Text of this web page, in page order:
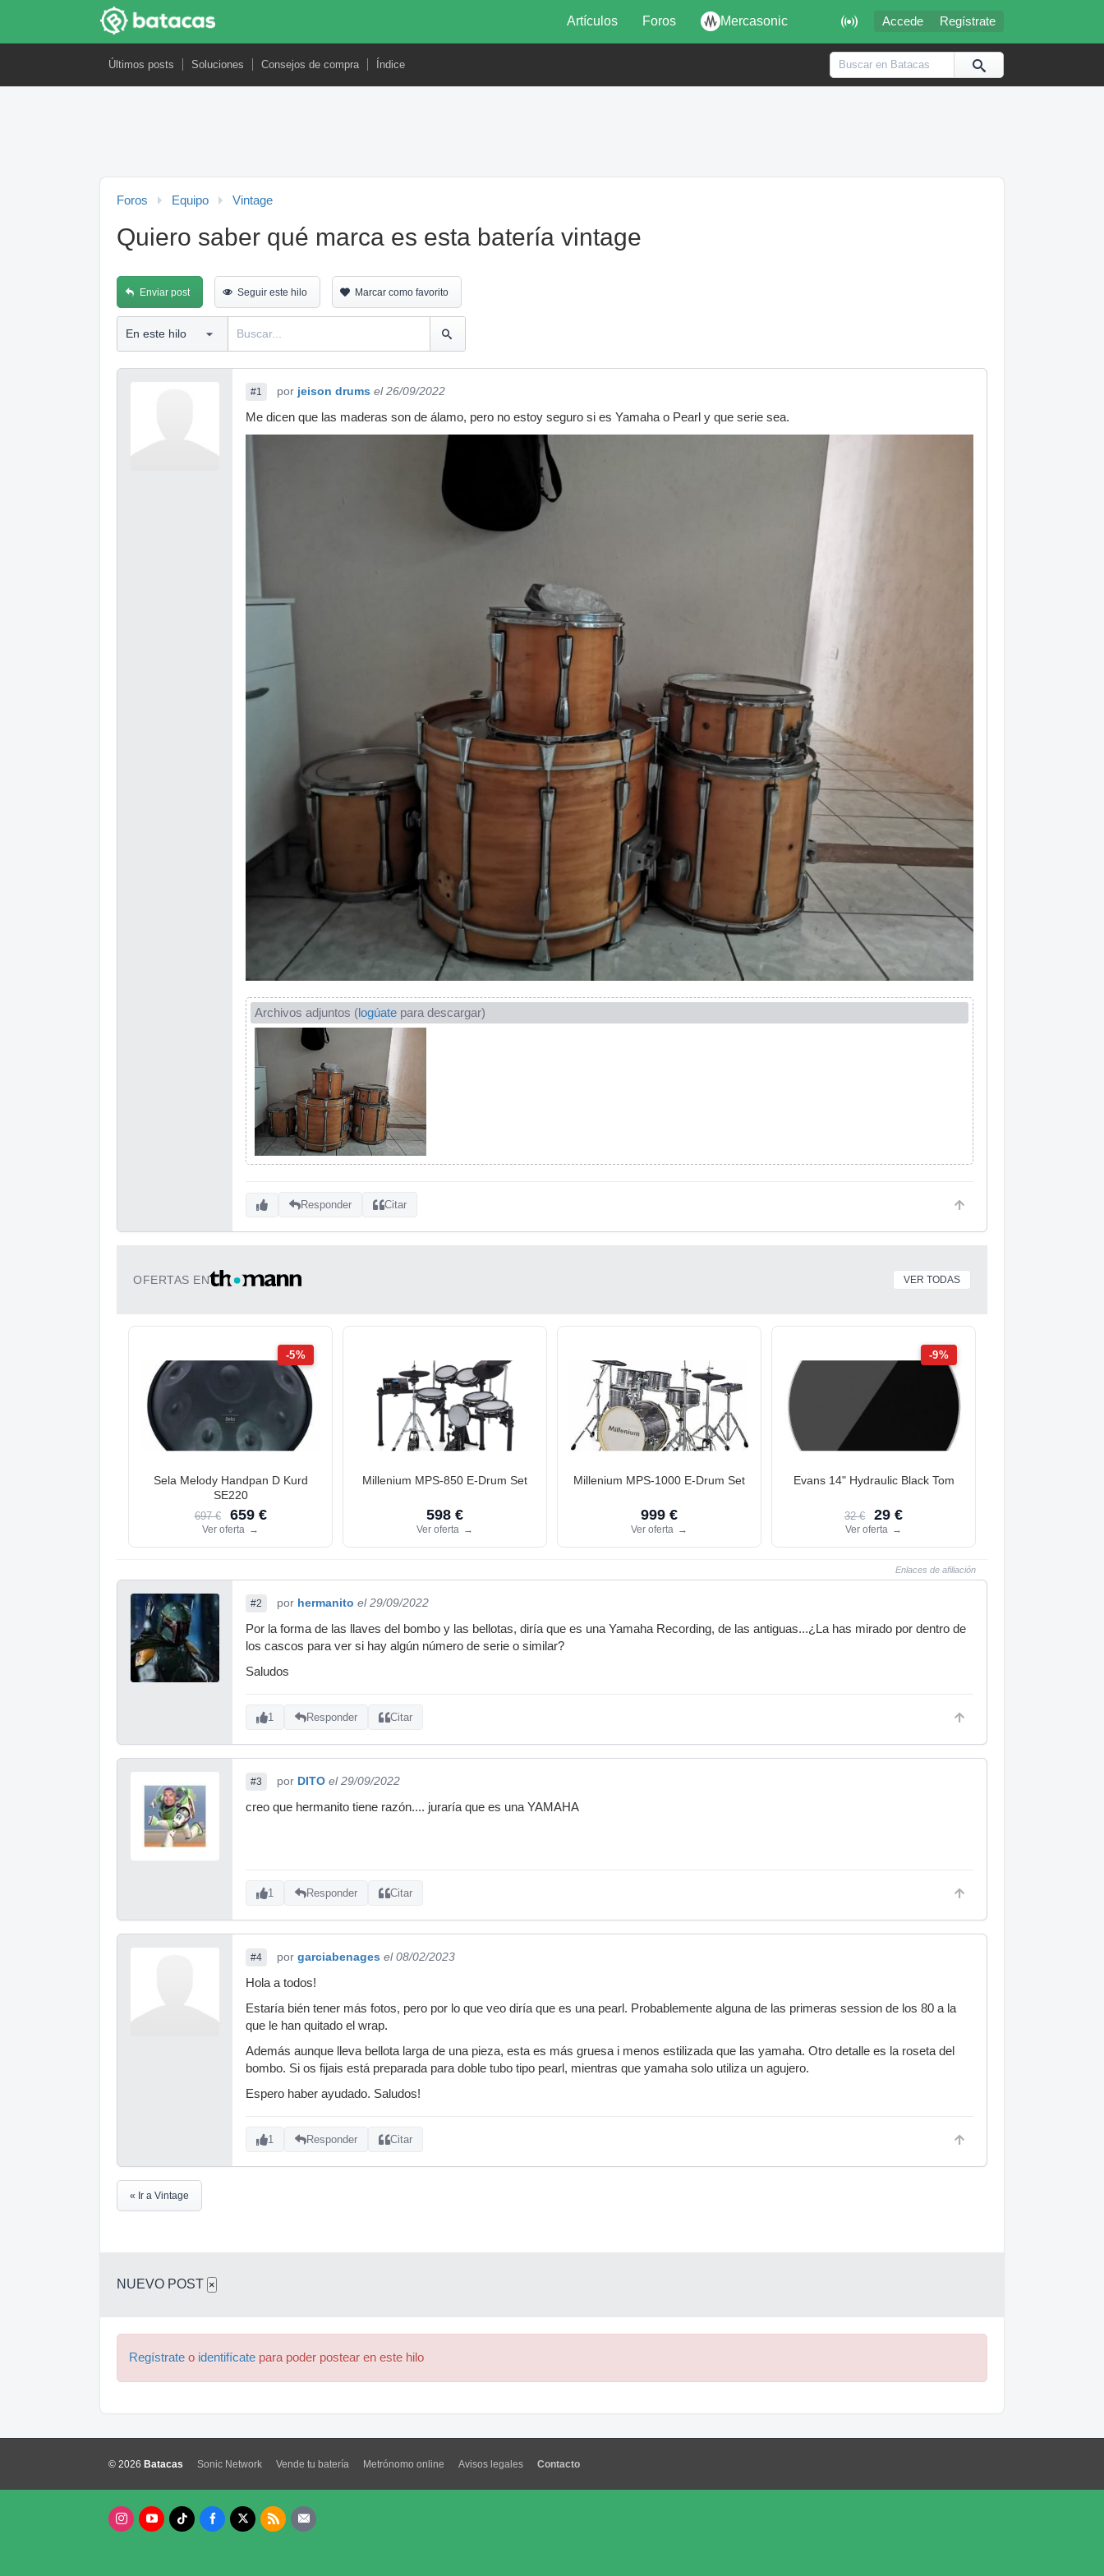
 Accede Regístrate
Artículos Foros Mercasonic
Últimos posts Soluciones Consejos de compra Índice
Foros Equipo Vintage
Quiero saber qué marca es esta batería vintage
Enviar post Seguir este hilo Marcar como favorito
#1 por jeison drums el 26/09/2022
Me dicen que las maderas son de álamo, pero no estoy seguro si es Yamaha o Pearl y que serie sea.
Archivos adjuntos (logúate para descargar)
Responder Citar
OFERTAS EN VER TODAS
-5%
Sela Melody Handpan D Kurd
SE220
697 € 659 €
Ver oferta →
Millenium MPS-850 E-Drum Set
598 €
Ver oferta →
Millenium MPS-1000 E-Drum Set
999 €
Ver oferta →
-9%
Evans 14" Hydraulic Black Tom
32 € 29 €
Ver oferta →
Enlaces de afiliación
#2 por hermanito el 29/09/2022
Por la forma de las llaves del bombo y las bellotas, diría que es una Yamaha Recording, de las antiguas...¿La has mirado por dentro de
los cascos para ver si hay algún número de serie o similar?
Saludos
1 Responder Citar
#3 por DITO el 29/09/2022
creo que hermanito tiene razón.... juraría que es una YAMAHA
1 Responder Citar
#4 por garciabenages el 08/02/2023
Hola a todos!
Estaría bién tener más fotos, pero por lo que veo diría que es una pearl. Probablemente alguna de las primeras session de los 80 a la
que le han quitado el wrap.
Además aunque lleva bellota larga de una pieza, esta es más gruesa i menos estilizada que las yamaha. Otro detalle es la roseta del
bombo. Si os fijais está preparada para doble tubo tipo pearl, mientras que yamaha solo utiliza un agujero.
Espero haber ayudado. Saludos!
1 Responder Citar
« Ir a Vintage
NUEVO POST ×
Regístrate o identifícate para poder postear en este hilo
© 2026 Batacas Sonic Network Vende tu batería Metrónomo online Avisos legales Contacto